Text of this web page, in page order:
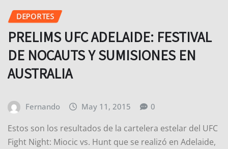
DEPORTES
PRELIMS UFC ADELAIDE: FESTIVAL
DE NOCAUTS Y SUMISIONES EN
AUSTRALIA
Fernando May 11, 2015 0
Estos son los resultados de la cartelera estelar del UFC
Fight Night: Miocic vs. Hunt que se realizó en Adelaide,